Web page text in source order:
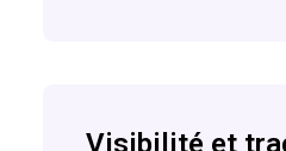
Visibilité et